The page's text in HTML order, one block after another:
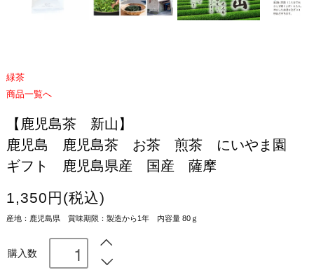
緑茶
商品一覧へ
【鹿児島茶 新山】
鹿児島 鹿児島茶 お茶 煎茶 にいやま園
ギフト 鹿児島県産 国産 薩摩
1,350円(税込)
産地：鹿児島県 賞味期限：製造から1年 内容量 80ｇ
購入数